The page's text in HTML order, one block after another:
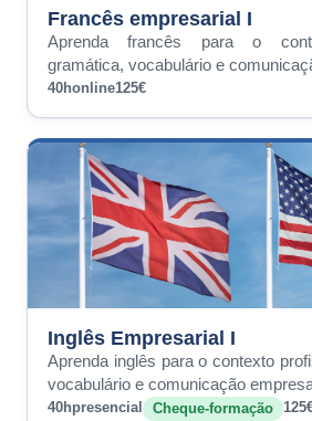
Francês empresarial I
Aprenda francês para o
gramática, vocabulário e
40honline125€
Inglês Empresarial I
Aprenda inglês para o contexto
vocabulário e comunicação
40hpresencial Cheque-formação